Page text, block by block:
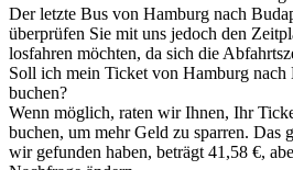
Der letzte Bus von Hamburg nach
überprüfen Sie mit uns jedoch den
losfahren möchten, da sich die
Soll ich mein Ticket von Hamburg nach
buchen?
Wenn möglich, raten wir Ihnen, Ihr
buchen, um mehr Geld zu sparren. Das
wir gefunden haben, beträgt 41,58 €,